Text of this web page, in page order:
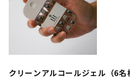
クリーンアルコールジェル（6名